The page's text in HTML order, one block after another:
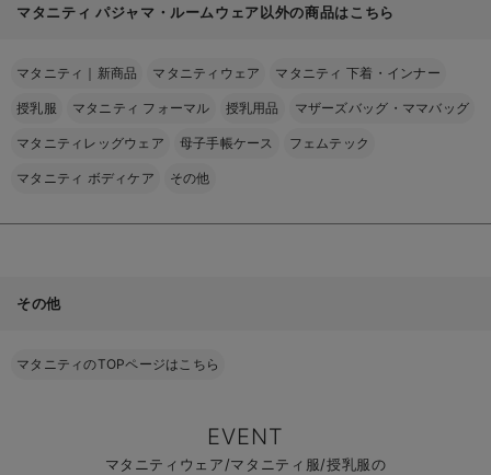
マタニティ パジャマ・ルームウェア以外の商品はこちら
マタニティ｜新商品 マタニティウェア マタニティ 下着・インナー
授乳服 マタニティ フォーマル 授乳用品 マザーズバッグ・ママバッグ
マタニティレッグウェア 母子手帳ケース フェムテック
マタニティ ボディケア その他
その他
マタニティのTOPページはこちら
EVENT
マタニティウェア/マタニティ服/授乳服の